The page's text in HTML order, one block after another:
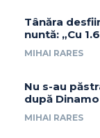
Tânăra
nuntă: „Cu
MIHAI RARES
Nu s-au
după
MIHAI RARES